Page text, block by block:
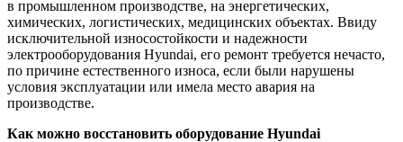
в промышленном производстве, на энергетических,
химических, логистических, медицинских объектах. Ввиду
исключительной износостойкости и надежности
электрооборудования Hyundai, его ремонт требуется нечасто,
по причине естественного износа, если были нарушены
условия эксплуатации или имела место авария на
производстве.
Как можно восстановить оборудование Hyundai